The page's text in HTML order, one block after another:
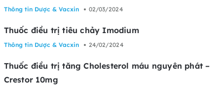
Thông tin Dược & Vacxin 02/03/2024
Thuốc điều trị tiêu chảy Imodium
Thông tin Dược & Vacxin 24/02/2024
Thuốc điều trị tăng Cholesterol máu nguyên phát –
Crestor 10mg